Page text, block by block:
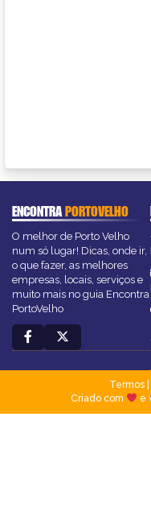
ENCONTRAPORTOVELHO
O melhor de Porto Velho
num só lugar! Dicas, onde ir,
o que fazer, as melhores
empresas, locais, serviços e
muito mais no guia Encontra
PortoVelho
Termos|
Criado com
e